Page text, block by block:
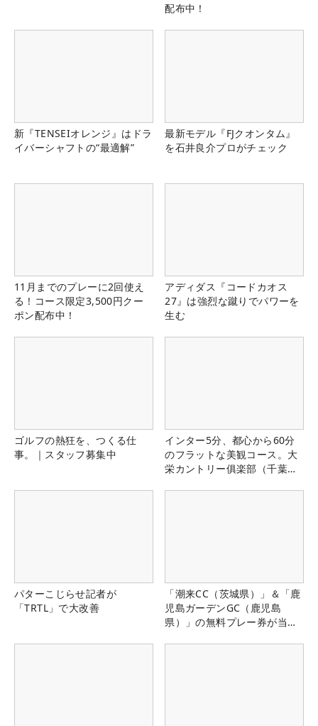
配布中！
新『TENSEIオレンジ』はドラ
イバーシャフトの“最適解”
最新モデル『FJクオンタム』
を石井良介プロがチェック
11月までのプレーに2回使え
る！コース限定3,500円クー
ポン配布中！
アディダス『コードカオス
27』は強烈な蹴りでパワーを
生む
ゴルフの熱狂を、つくる仕
事。｜スタッフ募集中
インター5分、都心から60分
のフラットな美観コース。大
栄カントリー俱楽部（千葉
パターこじらせ記者が
「TRTL」で大改善
「潮来CC（茨城県）」＆「鹿
児島ガーデンGC（鹿児島
県）」の無料プレー券が当た